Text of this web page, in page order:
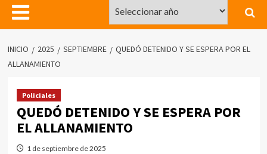
INICIO 2025 SEPTIEMBRE
QUEDÓ DETENIDO Y SE ESPERA POR EL
ALLANAMIENTO
Policiales
QUEDÓ DETENIDO Y SE ESPERA POR
EL ALLANAMIENTO
1 de septiembre de 2025